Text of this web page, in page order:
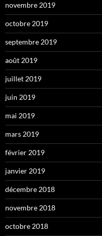
novembre 2019
octobre 2019
septembre 2019
août 2019
juillet 2019
juin 2019
mai 2019
mars 2019
février 2019
janvier 2019
décembre 2018
novembre 2018
octobre 2018